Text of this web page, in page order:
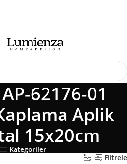
Fiyatına 3 Taksit Fırsatı
62176-01
Aplik
15x20cm
Kategoriler
Filtrele